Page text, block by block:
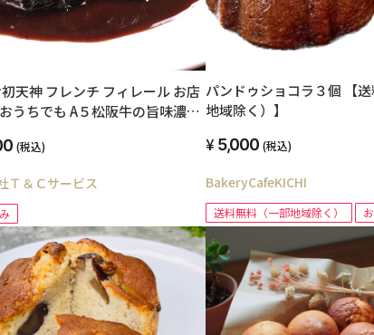
天神 フレンチ フィレール お店
A５松阪⽜の旨味濃厚
せ
(税込)
Ｔ＆Ｃサービス
パンドゥショコラ３個 【
地域除く）】
5,000 (税込)
BakeryCafeKICHI
送料無料（一部地域除く）